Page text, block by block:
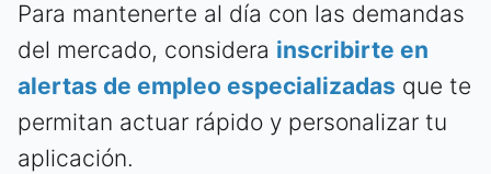
Para mantenerte al día con las demandas
del mercado, considera inscribirte en
alertas de empleo especializadas que te
permitan actuar rápido y personalizar tu
aplicación.